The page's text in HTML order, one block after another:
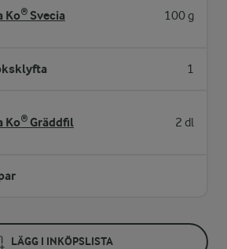
Ko® Svecia 100 g
1
Ko® Gräddfil 2 dl
LÄGG I INKÖPSLISTA